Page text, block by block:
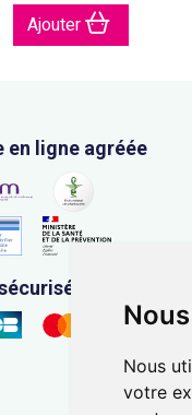
Nous
votre
Ajouter
en ligne agréée